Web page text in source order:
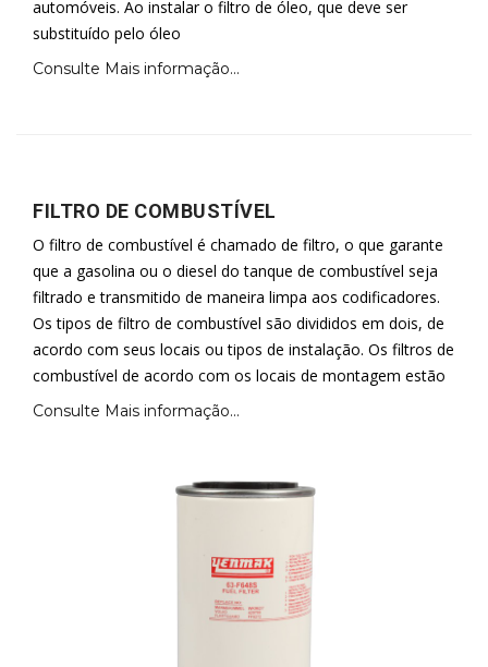
automóveis. Ao instalar o filtro de óleo, que deve ser
substituído pelo óleo
Consulte Mais informação...
FILTRO DE COMBUSTÍVEL
O filtro de combustível é chamado de filtro, o que garante
que a gasolina ou o diesel do tanque de combustível seja
filtrado e transmitido de maneira limpa aos codificadores.
Os tipos de filtro de combustível são divididos em dois, de
acordo com seus locais ou tipos de instalação. Os filtros de
combustível de acordo com os locais de montagem estão
Consulte Mais informação...